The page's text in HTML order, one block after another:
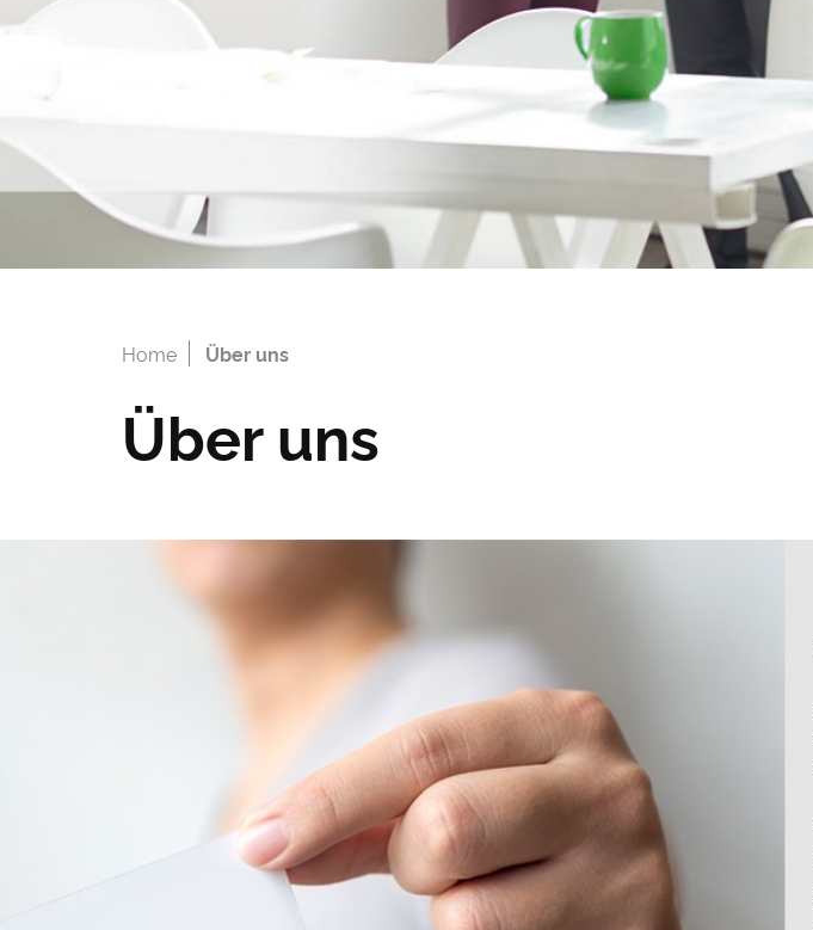
Home Über uns
Über uns